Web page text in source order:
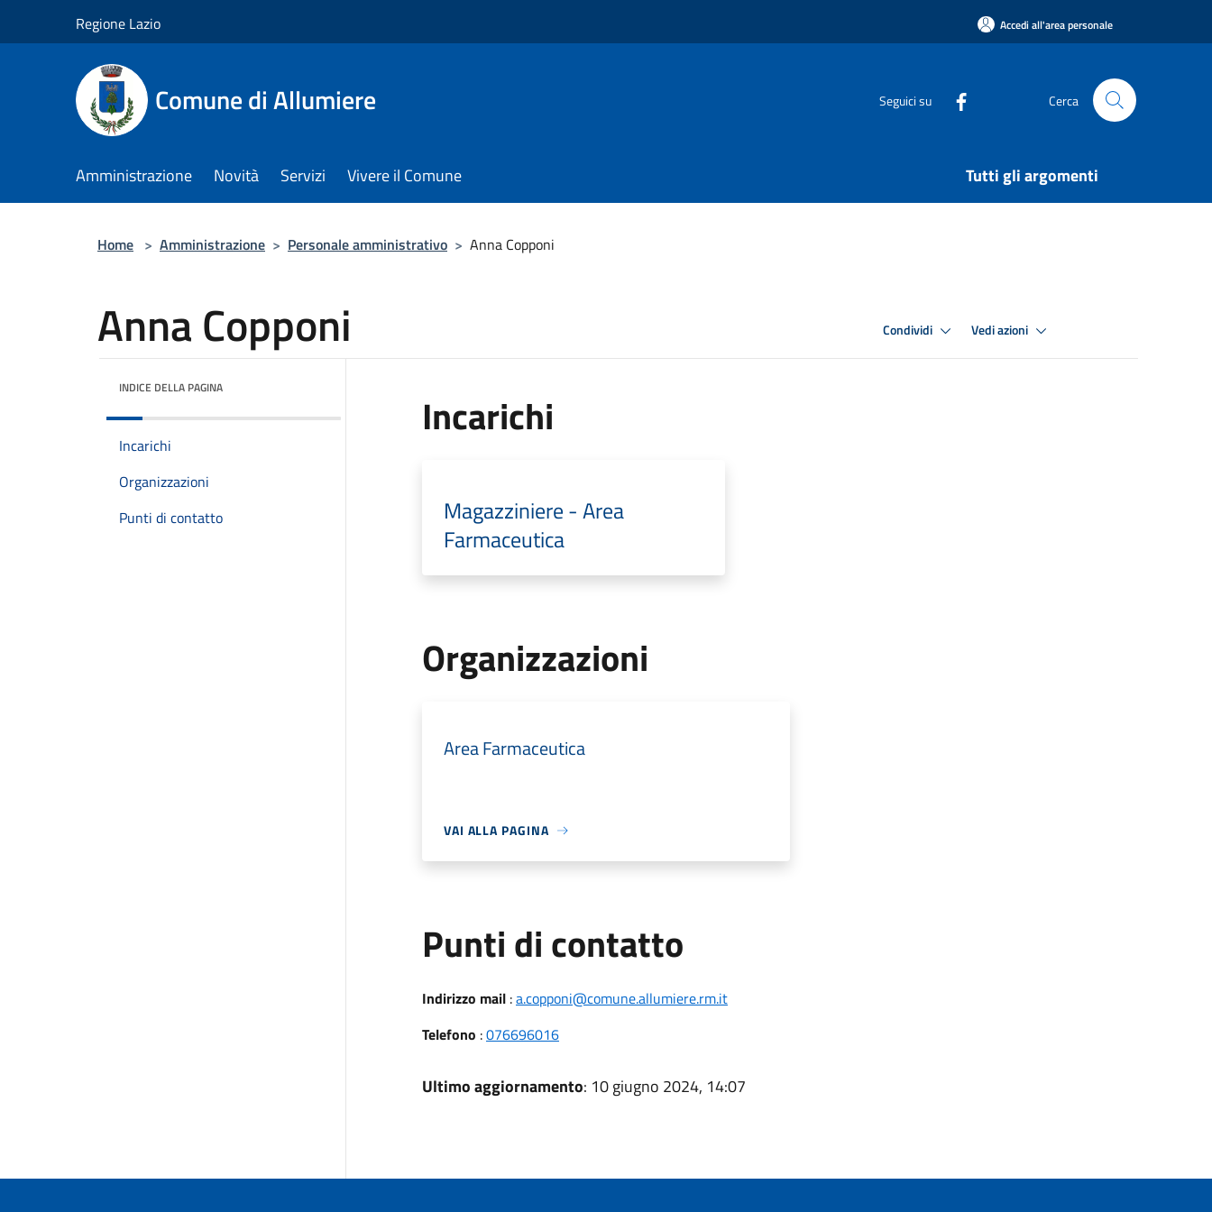
Regione Lazio Accedi all'area personale
Comune di Allumiere Seguici su Cerca
Amministrazione Novità Servizi Vivere il Comune Tutti gli argomenti
Home > Amministrazione > Personale amministrativo > Anna Copponi
Anna Copponi Condividi Vedi azioni
INDICE DELLA PAGINA
Incarichi
Organizzazioni
Punti di contatto
Incarichi
Magazziniere - Area
Farmaceutica
Organizzazioni
Area Farmaceutica
VAI ALLA PAGINA
Punti di contatto
Indirizzo mail:a.copponi@comune.allumiere.rm.it
Telefono :076696016
Ultimo aggiornamento: 10 giugno 2024, 14:07